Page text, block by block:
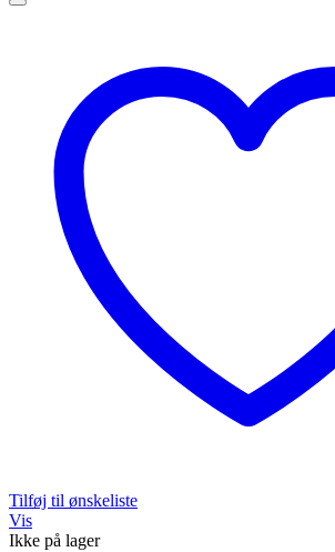
Tilføj til ønskeliste
Vis
Ikke på lager